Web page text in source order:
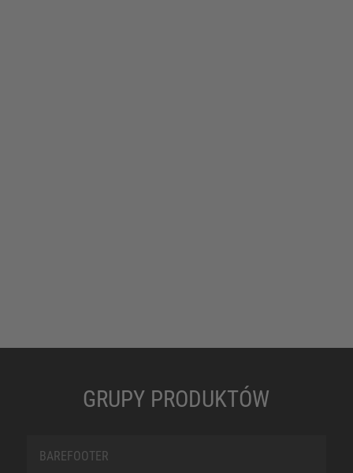
GRUPY PRODUKTÓW
BAREFOOTER